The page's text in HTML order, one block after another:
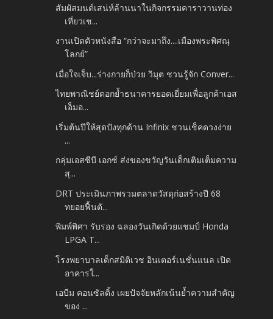
สัมผัสมนต์เสน่ห์ล้านนาในกิจกรรมคาราวานท่อง
เที่ยวเช...
งานเปิดตัวหนังสือ “กว่าจะมาถึง....เมืองพระพิศณุ
โลกย์”
เมื่อใจเจ็บ...ร่างกายก็ป่วย วิมุต ชวนรู้จัก Conver...
ไทยพาณิชย์ตอกย้ำธนาคารยอดเยี่ยมเพื่อลูกค้าเอส
เอ็มอ...
เริ่มต้นปีให้สุดปังทุกด้าน Infinix ชวนเช็คดวงง่าย
...
กลุ่มเอสซีบี เอกซ์ ส่งของขวัญวันเด็กเติมเต็มความ
สุ...
DRT ประเมินภาพรวมตลาดวัสดุก่อสร้างปี 68
ทยอยฟื้นตั...
พิมพ์พิศา รับรอง ฉลองวันเกิดด้วยแชมป์ Honda
LPGA T...
โรงพยาบาลเด็กสมิติเวช อินเตอร์เนชั่นแนล เปิด
อาคารใ...
เอบีม คอนซัลติ้ง เผยปัจจัยหลักเน้นย้ำความสำคัญ
ของ ...